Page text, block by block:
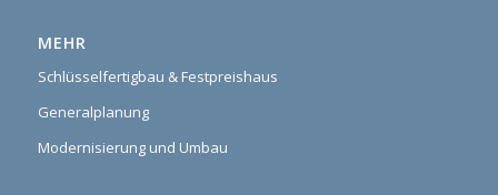
MEHR
Schlüsselfertigbau & Festpreishaus
Generalplanung
Modernisierung und Umbau